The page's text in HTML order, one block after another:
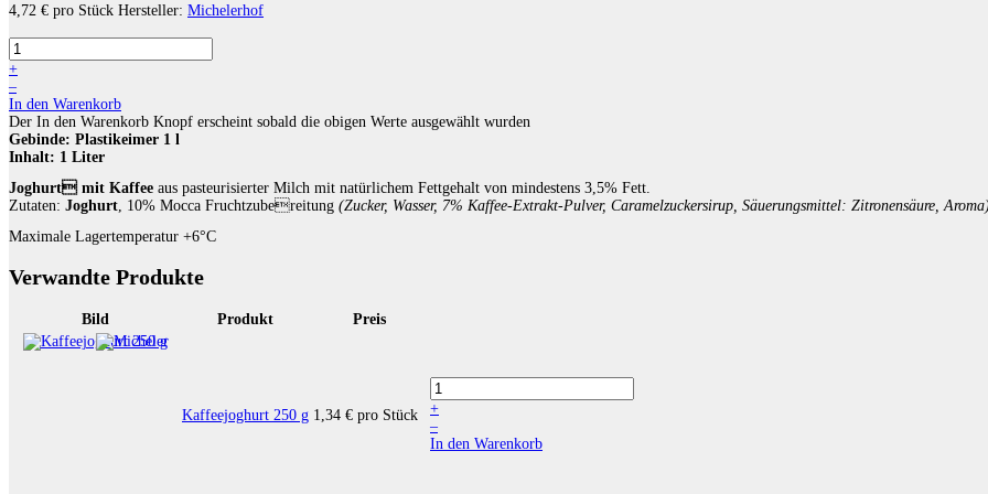
4,72 € pro Stück Hersteller: Michelerhof
+
–
In den Warenkorb
Der In den Warenkorb Knopf erscheint sobald die obigen Werte ausgewählt wurden
Gebinde: Plastikeimer 1 l
Inhalt: 1 Liter
Joghurt mit Kaffee aus pasteurisierter Milch mit natürlichem Fettgehalt von mindestens 3,5% Fett.
Zutaten: Joghurt , 10% Mocca Fruchtzubereitung (Zucker, Wasser, 7% Kaffee-Extrakt-Pulver, Caramelzuckersirup, Säuerungsmittel: Zitronensäure,
Maximale Lagertemperatur +6°C
Verwandte Produkte
Bild Produkt Preis
Kaffeejoghurt 250 g 1,34 € pro Stück
+
–
In den Warenkorb